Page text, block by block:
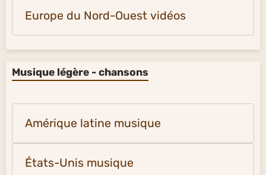
Europe du Nord-Ouest vidéos
Musique légère - chansons
Amérique latine musique
États-Unis musique